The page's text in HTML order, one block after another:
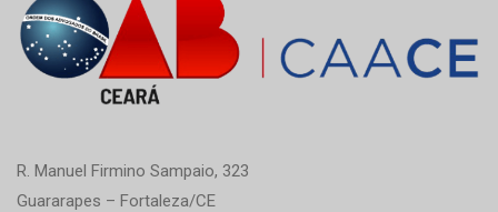
R. Manuel Firmino Sampaio, 323
Guararapes – Fortaleza/CE